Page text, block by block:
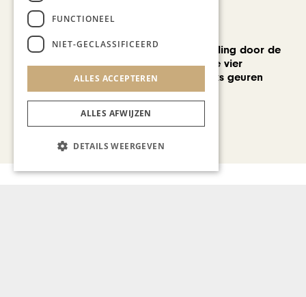
Een geurwandeling door de
Stokstraat: onze vier
favoriete uniseks geuren
voor de zomer
FUNCTIONEEL
NIET-GECLASSIFICEERD
ALLES ACCEPTEREN
ALLES AFWIJZEN
DETAILS WEERGEVEN